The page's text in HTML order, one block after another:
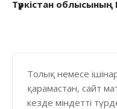
Түркістан
Толық немесе
қарамастан, сайт
кезде міндетті